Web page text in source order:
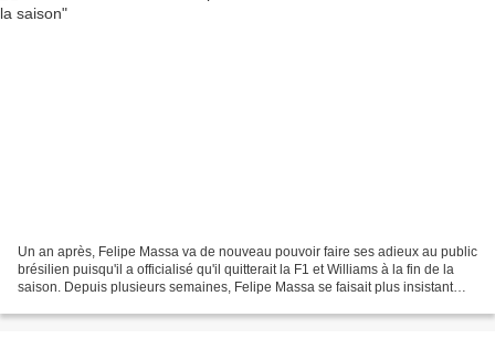
Un an après, Felipe Massa va de nouveau pouvoir faire ses adieux au public
brésilien puisqu'il a officialisé qu'il quitterait la F1 et Williams à la fin de la
saison. Depuis plusieurs semaines, Felipe Massa se faisait plus insistant